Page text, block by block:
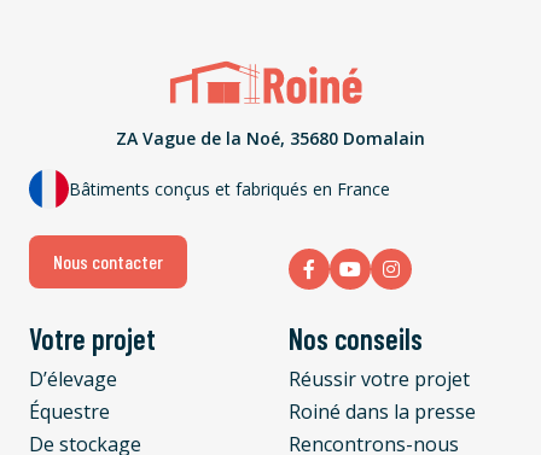
ZA Vague de la Noé, 35680 Domalain
Nous contacter
Bâtiments conçus et fabriqués en France
Votre projet
D’élevage
Équestre
De stockage
Nos conseils
Réussir votre projet
Roiné dans la presse
Rencontrons-nous